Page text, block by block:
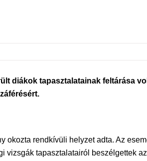
diákok tapasztalatainak feltárása
okozta rendkívüli helyzet adta. Az
vizsgák tapasztalatairól beszélgettek